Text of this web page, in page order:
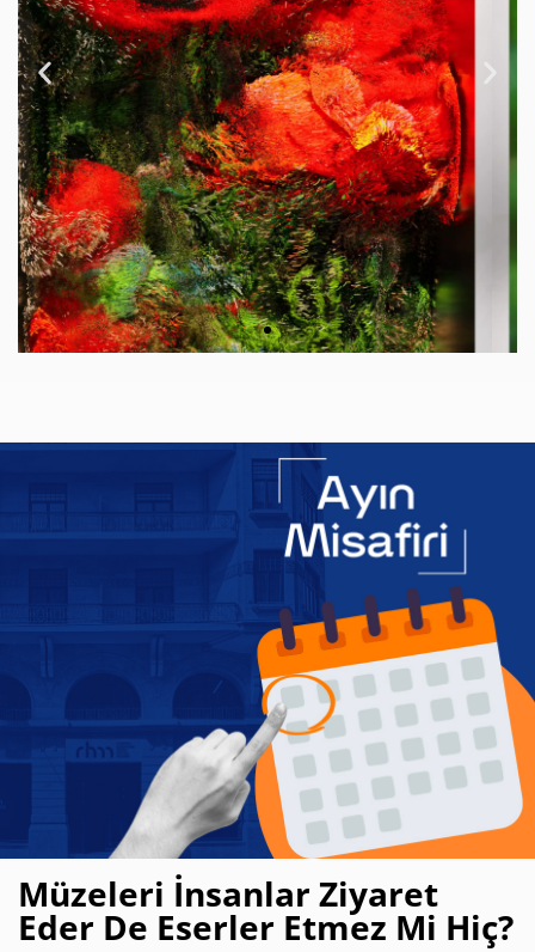
Müzeleri İnsanlar Ziyaret
Eder De Eserler Etmez Mi Hiç?